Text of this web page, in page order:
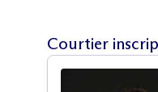
Courtier